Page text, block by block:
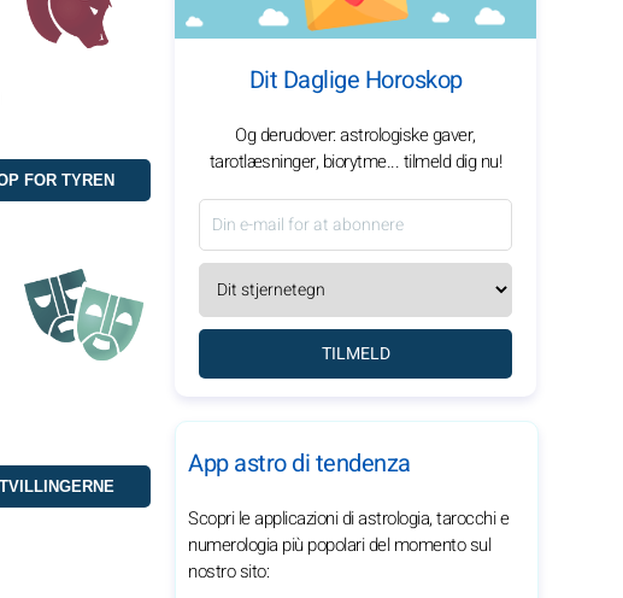
Dit Daglige Horoskop
Og derudover: astrologiske gaver,
tarotlæsninger, biorytme... tilmeld dig nu!
TILMELD
App astro di tendenza
Scopri le applicazioni di astrologia, tarocchi e
numerologia più popolari del momento sul
nostro sito: